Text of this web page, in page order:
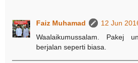
Faiz Muhamad
12 Jun
Waalaikumussalam. Pakej
berjalan seperti biasa.